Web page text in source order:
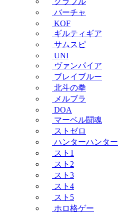
バーチャ
KOF
ギルティギア
サムスピ
UNI
ヴァンパイア
ブレイブルー
北斗の拳
メルブラ
DOA
マーベル闘魂
ストゼロ
ハンターハンター
スト1
スト2
スト3
スト4
スト5
ホロ格ゲー